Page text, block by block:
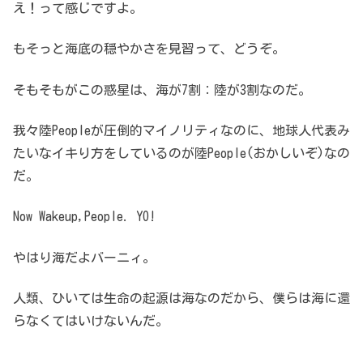
え！って感じですよ。
もそっと海底の穏やかさを見習って、どうぞ。
そもそもがこの惑星は、海が7割：陸が3割なのだ。
我々陸Peopleが圧倒的マイノリティなのに、地球人代表み
たいなイキり方をしているのが陸People(おかしいぞ)なの
だ。
Now Wakeup,People. YO!
やはり海だよバーニィ。
人類、ひいては生命の起源は海なのだから、僕らは海に還
らなくてはいけないんだ。